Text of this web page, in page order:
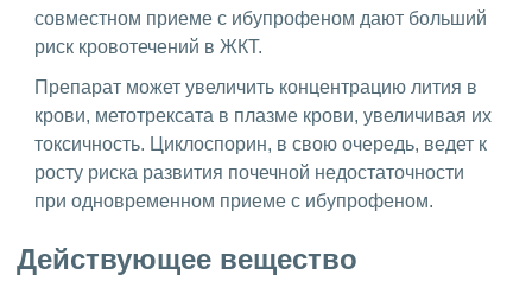
совместном приеме с ибупрофеном дают больший
риск кровотечений в ЖКТ.
Препарат может увеличить концентрацию лития в
крови, метотрексата в плазме крови, увеличивая их
токсичность. Циклоспорин, в свою очередь, ведет к
росту риска развития почечной недостаточности
при одновременном приеме с ибупрофеном.
Действующее вещество